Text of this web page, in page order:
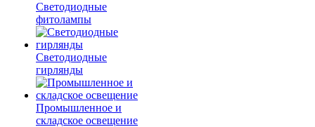
Светодиодные
фитолампы
Светодиодные
гирлянды
Промышленное и
складское освещение